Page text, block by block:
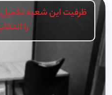
ظرفیت این شعبه تکمیل
را